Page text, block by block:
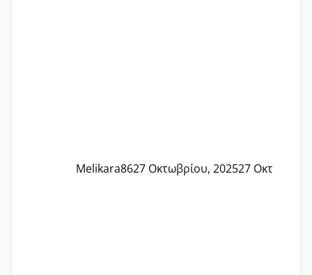
Melikara8627 Οκτωβρίου, 202527 Οκτ